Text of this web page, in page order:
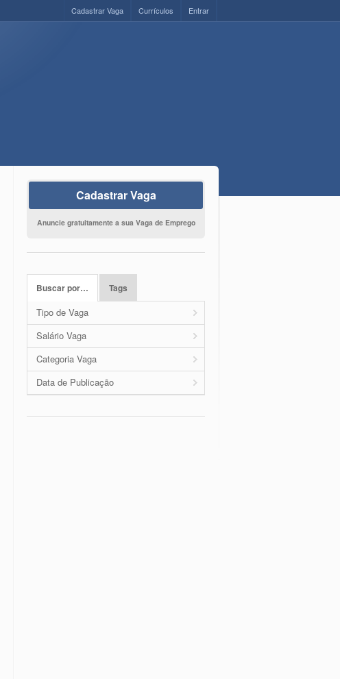
Entrar
Currículos
Cadastrar Vaga
Cadastrar Vaga
Anuncie gratuitamente a sua Vaga de Emprego
Buscar por… Tags
Tipo de Vaga
Salário Vaga
Categoria Vaga
Data de Publicação